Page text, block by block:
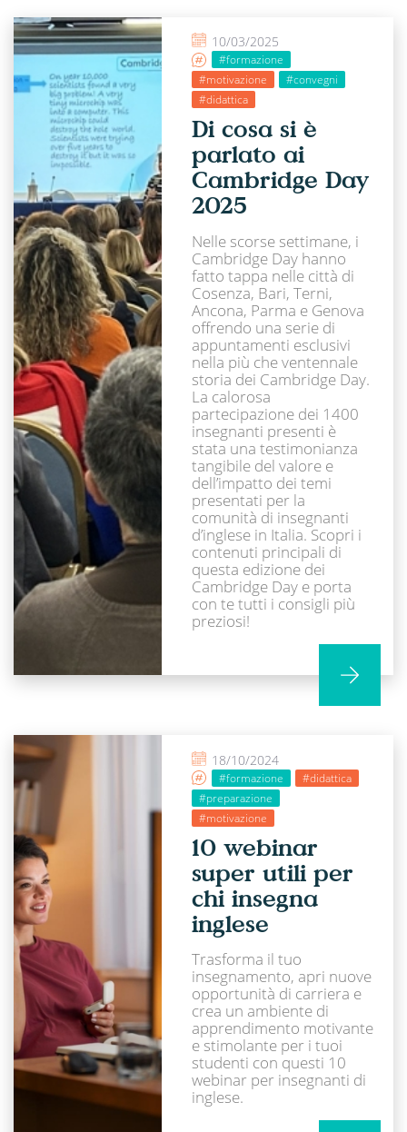
10/03/2025
#formazione
#motivazione
#convegni
#didattica
Di cosa si è
parlato ai
Cambridge Day
2025
Nelle scorse settimane, i
Cambridge Day hanno
fatto tappa nelle città di
Cosenza, Bari, Terni,
Ancona, Parma e Genova
offrendo una serie di
appuntamenti esclusivi
nella più che ventennale
storia dei Cambridge Day.
La calorosa
partecipazione dei 1400
insegnanti presenti è
stata una testimonianza
tangibile del valore e
dell’impatto dei temi
presentati per la
comunità di insegnanti
d’inglese in Italia. Scopri i
contenuti principali di
questa edizione dei
Cambridge Day e porta
con te tutti i consigli più
preziosi!
18/10/2024
#formazione
#didattica
#preparazione
#motivazione
10 webinar
super utili per
chi insegna
inglese
Trasforma il tuo
insegnamento, apri nuove
opportunità di carriera e
crea un ambiente di
apprendimento motivante
e stimolante per i tuoi
studenti con questi 10
webinar per insegnanti di
inglese.